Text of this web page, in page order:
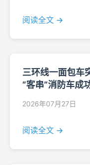
阅读全文 →
三环线一面包车
“客串”消防车成
2026年07月27日
阅读全文 →